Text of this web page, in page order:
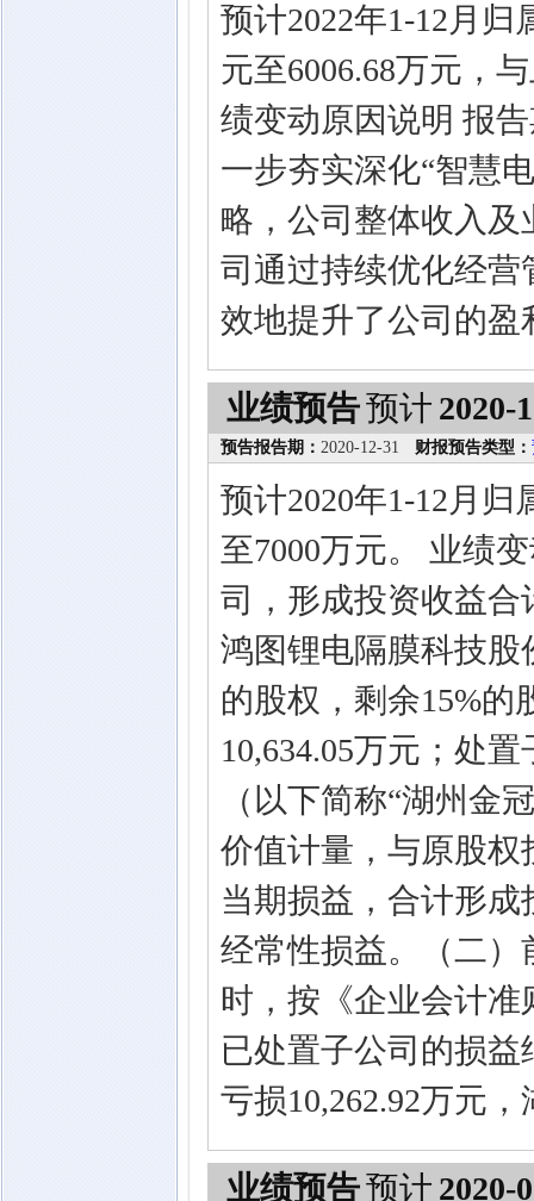
预计2022年1-12月归
元至6006.68万元，
绩变动原因说明 报
一步夯实深化“智慧
略，公司整体收入
司通过持续优化经
效地提升了公司的盈
业绩预告预计 2020-
预告报告期： 2020-12-31 财报预告类型：
预计2020年1-12月
至7000万元。 业绩
司，形成投资收益合
鸿图锂电隔膜科技股
的股权，剩余15%
10,634.05万元；处
（以下简称“湖州金
价值计量，与原股
当期损益，合计形成
经常性损益。（二
时，按《企业会计
已处置子公司的损
亏损10,262.92万元
业绩预告预计 2020-